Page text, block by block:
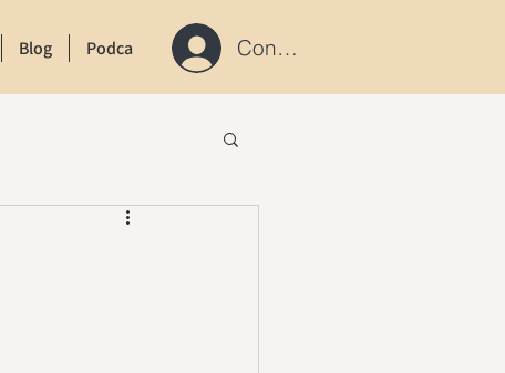
Blog Podcast ContactConnexion / S'inscrire